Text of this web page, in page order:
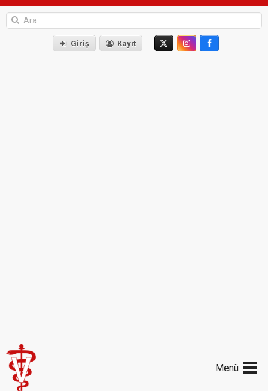
Giriş Kayıt
Menü